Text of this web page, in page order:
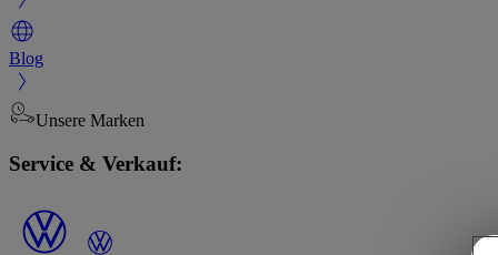
Blog
Unsere Marken
Service & Verkauf: